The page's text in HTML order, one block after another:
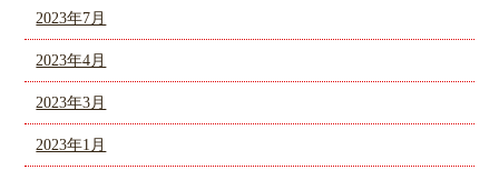
2023年7月
2023年4月
2023年3月
2023年1月